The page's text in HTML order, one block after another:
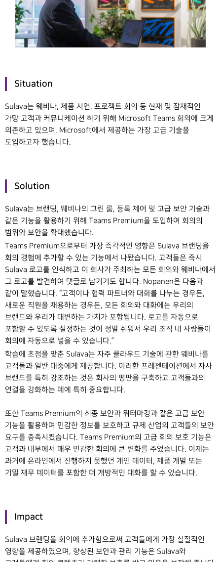
Situation
Sulava는 웨비나, 제품 시연, 프로젝트 회의 등 현재 및 잠재적인
가망 고객과 커뮤니케이션 하기 위해 Microsoft Teams 회의에 크게
의존하고 있으며, Microsoft에서 제공하는 가장 고급 기술을
도입하고자 했습니다.
Solution
Sulava는 브랜딩, 웨비나의 그린 룸, 등록 제어 및 고급 보안 기술과
같은 기능을 활용하기 위해 Teams Premium을 도입하여 회의의
범위와 보안을 확대했습니다.
Teams Premium으로부터 가장 즉각적인 영향은 Sulava 브랜딩을
회의 경험에 추가할 수 있는 기능에서 나왔습니다. 고객들은 즉시
Sulava 로고를 인식하고 이 회사가 주최하는 모든 회의와 웨비나에서
그 로고를 발견하여 댓글로 남기기도 합니다. Nopanen은 다음과
같이 말했습니다. “고객이나 협력 파트너와 대화를 나누는 경우든,
새로운 직원을 채용하는 경우든, 모든 회의와 대화에는 우리의
브랜드와 우리가 대변하는 가치가 포함됩니다. 로고를 자동으로
포함할 수 있도록 설정하는 것이 정말 쉬워서 우리 조직 내 사람들이
회의에 자동으로 넣을 수 있습니다.”
학습에 초점을 맞춘 Sulava는 자주 클라우드 기술에 관한 웨비나를
고객들과 일반 대중에게 제공합니다. 이러한 프레젠테이션에서 자사
브랜드를 특히 강조하는 것은 회사의 평판을 구축하고 고객들과의
연결을 강화하는 데에 특히 중요합니다.
또한 Teams Premium의 최종 보안과 워터마킹과 같은 고급 보안
기능을 활용하여 민감한 정보를 보호하고 규제 산업의 고객들의 보안
요구를 충족시켰습니다. Teams Premium의 고급 회의 보호 기능은
고객과 내부에서 매우 민감한 회의에 큰 변화를 주었습니다. 이제는
과거에 온라인에서 진행하지 못했던 개인 데이터, 제품 개발 또는
기밀 재무 데이터를 포함한 더 개방적인 대화를 할 수 있습니다.
Impact
Sulava 브랜딩을 회의에 추가함으로써 고객들에게 가장 실질적인
영향을 제공하였으며, 향상된 보안과 관리 기능은 Sulava와